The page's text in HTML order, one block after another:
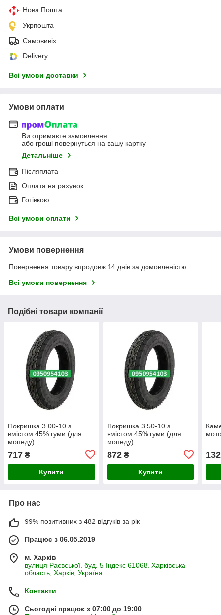
Нова Пошта
Укрпошта
Самовивіз
Delivery
Всі умови доставки
Умови оплати
Ви отримаєте замовлення
або гроші повернуться на вашу картку
Детальніше
Післяплата
Оплата на рахунок
Готівкою
Всі умови оплати
Умови повернення
Повернення товару впродовж 14 днів за домовленістю
Всі умови повернення
Подібні товари компанії
Покришка 3.00-10 з
вмістом 45% гуми (для
мопеду)
717 ₴
Купити
Покришка 3.50-10 з
вмістом 45% гуми (для
мопеду)
872₴
Купити
132
Про нас
99% позитивних з 482 відгуків за рік
Працює з 06.05.2019
м. Харків
вулиця Раєвської, буд. 5 Індекс 61068, Харківська
область, Харків, Україна
Контакти
Сьогодні працює з 07:00 до 19:00